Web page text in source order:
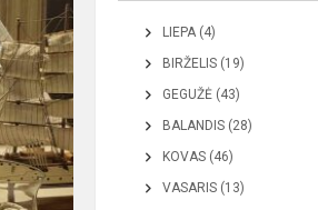
LIEPA (4)
BIRŽELIS (19)
GEGUŽĖ (43)
BALANDIS (28)
KOVAS (46)
VASARIS (13)